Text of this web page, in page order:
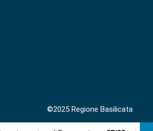
©2025 Regione Basilicata